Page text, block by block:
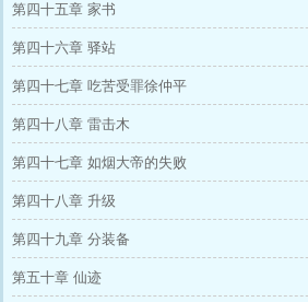
第四十五章 家书
第四十六章 驿站
第四十七章 吃苦受罪徐仲平
第四十八章 雷击木
第四十七章 如烟大帝的失败
第四十八章 升级
第四十九章 分装备
第五十章 仙迹